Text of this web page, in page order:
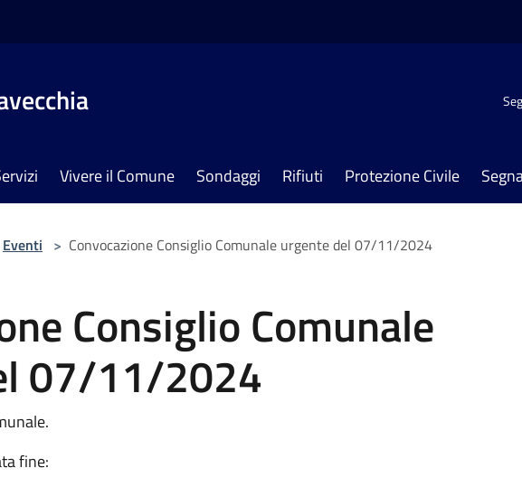
Vivere il Comune Sondaggi Rifiuti Protezione Civile
Eventi > Convocazione Consiglio Comunale urgente del 07/11/2024
Consiglio Comunale
07/11/2024
fine: